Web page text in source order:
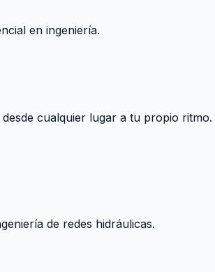
en ingeniería.
cualquier lugar a tu propio ritmo.
de redes hidráulicas.